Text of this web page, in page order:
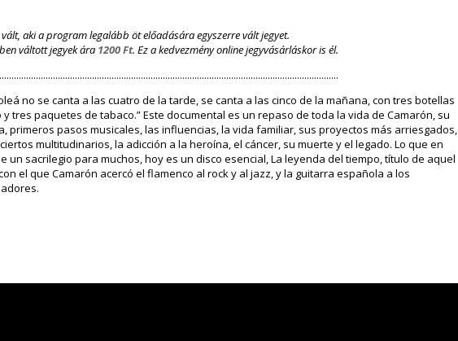
aki a program legalább öt előadására egyszerre vált jegyet.
váltott jegyek ára 1200 Ft. Ez a kedvezmény online jegyvásárláskor is él.
no se canta a las cuatro de la tarde, se canta a las cinco de la mañana, con tres botellas
y tres paquetes de tabaco.” Este documental es un repaso de toda la vida de Camarón, su
primeros pasos musicales, las influencias, la vida familiar, sus proyectos más arriesgados,
multitudinarios, la adicción a la heroína, el cáncer, su muerte y el legado. Lo que en
un sacrilegio para muchos, hoy es un disco esencial, La leyenda del tiempo, título de aquel
el que Camarón acercó el flamenco al rock y al jazz, y la guitarra española a los